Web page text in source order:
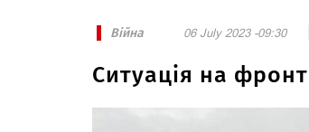
Війна 06 July 2023 -09:30
Ситуація на